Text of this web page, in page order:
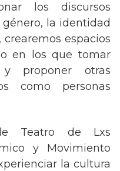
los discursos
la identidad
crearemos espacios
en los que tomar
y proponer otras
como personas
Teatro de Lxs
y Movimiento
la cultura